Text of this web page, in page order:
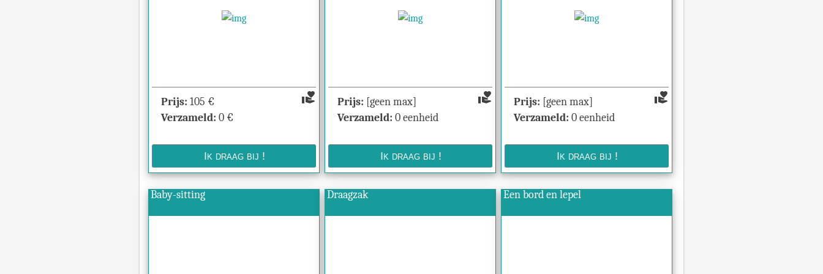
volunteer_activism
Prijs: 105 €
Verzameld: 0 €
volunteer_activism
Prijs: [geen max]
Verzameld: 0 eenheid
volunteer_activism
Prijs: [geen max]
Verzameld: 0 eenheid
Baby-sitting Draagzak Een bord en lepel